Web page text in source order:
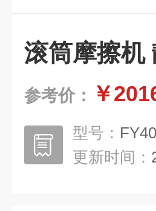
滚筒摩擦机
参考价： ￥
型号：
更新时间：